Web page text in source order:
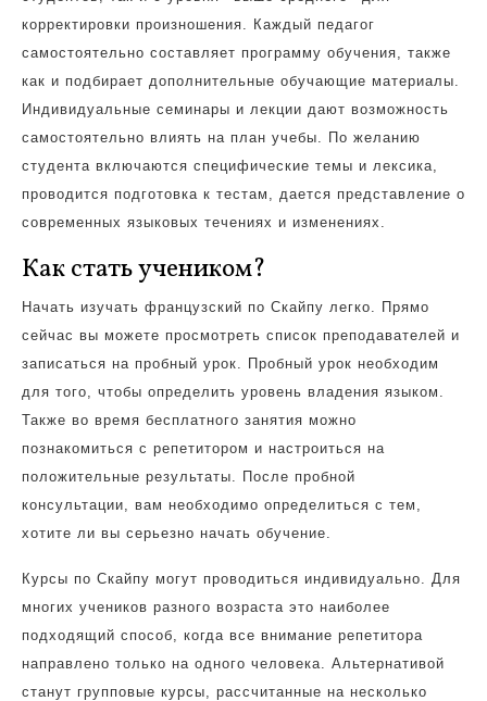
корректировки произношения. Каждый педагог
самостоятельно составляет программу обучения, также
как и подбирает дополнительные обучающие материалы.
Индивидуальные семинары и лекции дают возможность
самостоятельно влиять на план учебы. По желанию
студента включаются специфические темы и лексика,
проводится подготовка к тестам, дается представление о
современных языковых течениях и изменениях.
Как стать учеником?
Начать изучать французский по Скайпу легко. Прямо
сейчас вы можете просмотреть список преподавателей и
записаться на пробный урок. Пробный урок необходим
для того, чтобы определить уровень владения языком.
Также во время бесплатного занятия можно
познакомиться с репетитором и настроиться на
положительные результаты. После пробной
консультации, вам необходимо определиться с тем,
хотите ли вы серьезно начать обучение.
Курсы по Скайпу могут проводиться индивидуально. Для
многих учеников разного возраста это наиболее
подходящий способ, когда все внимание репетитора
направлено только на одного человека. Альтернативой
станут групповые курсы, рассчитанные на несколько